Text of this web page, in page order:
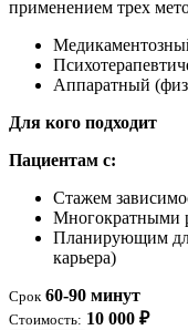
применением трех
Аппаратный
Для кого подходит
Пациентам с:
Стажем
Многократными
Планирующим
карьера)
Срок 60-90 минут
Стоимость: 10 000 ₽